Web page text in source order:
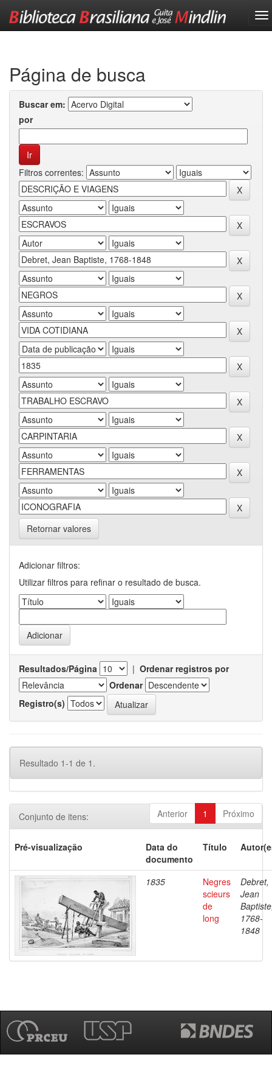
Página de busca
Buscar em:
por
Filtros correntes:
Retornar valores
Adicionar filtros:
Utilizar filtros para refinar o resultado de busca.
Resultados/Página | Ordenar registros por
Ordenar
Registro(s)
Resultado 1-1 de 1.
Anterior 1 Próximo
Conjunto de itens:
Pré-visualização
Data do
documento
Título
1835
Negres
scieurs
de
long
Debret,
Jean
1768-
1848